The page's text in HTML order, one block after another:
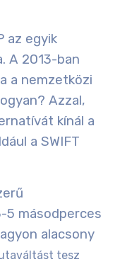
az egyik
. A 2013-ban
a nemzetközi
Azzal,
kínál a
a SWIFT
másodperces
alacsony
tesz